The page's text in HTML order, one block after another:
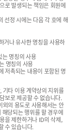
로 발생되는 책임은 회원에
선정 시에는 다음 각 호에 해
거나 유사한 명칭을 사용하
는 명칭의 사용
명칭의 사용
저촉되는 내용이 포함된 명
타 이용 계약상의 지위를
보로 제공할 수 없습니다.
의 용도로 사용해서는 안
당되는 행위를 할 경우에
을 제한하거나 ID의 삭제,
수 있습니다.